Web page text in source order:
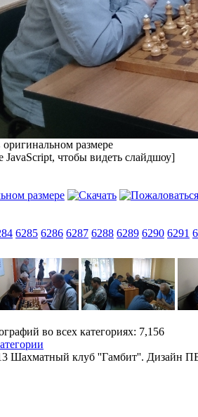
чтобы видеть слайдшоу]
6285 6286 6287 6288 6289 6290 6291
во всех категориях: 7,156
Шахматный клуб ''Гамбит''. Дизайн